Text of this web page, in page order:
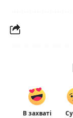
В захваті